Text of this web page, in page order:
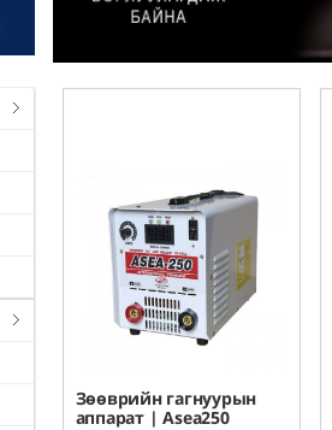
Зөөврийн гагнуурын
аппарат | Asea250